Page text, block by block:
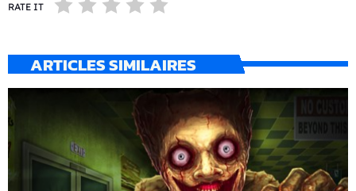
RATE IT
ARTICLES SIMILAIRES